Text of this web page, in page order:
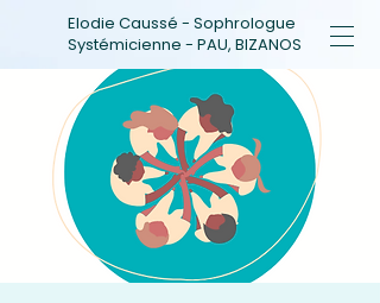
Elodie Caussé - Sophrologue
Systémicienne - PAU, BIZANOS